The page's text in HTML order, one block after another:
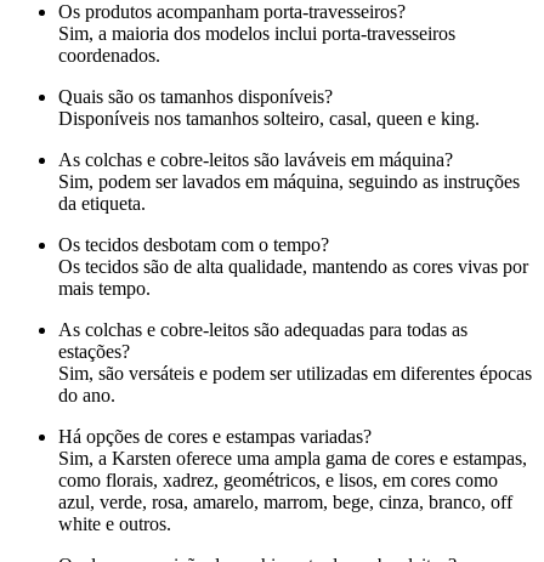
Os produtos acompanham porta-travesseiros?
Sim, a maioria dos modelos inclui porta-travesseiros
coordenados.
Quais são os tamanhos disponíveis?
Disponíveis nos tamanhos solteiro, casal, queen e king.
As colchas e cobre-leitos são laváveis em máquina?
Sim, podem ser lavados em máquina, seguindo as instruções
da etiqueta.
Os tecidos desbotam com o tempo?
Os tecidos são de alta qualidade, mantendo as cores vivas por
mais tempo.
As colchas e cobre-leitos são adequadas para todas as
estações?
Sim, são versáteis e podem ser utilizadas em diferentes épocas
do ano.
Há opções de cores e estampas variadas?
Sim, a Karsten oferece uma ampla gama de cores e estampas,
como florais, xadrez, geométricos, e lisos, em cores como
azul, verde, rosa, amarelo, marrom, bege, cinza, branco, off
white e outros.